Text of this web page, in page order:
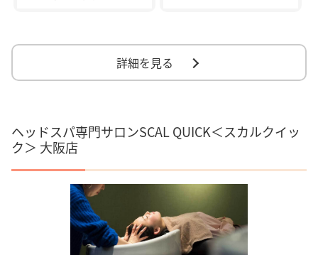
詳細を見る
ヘッドスパ専門サロンSCAL QUICK＜スカルクイッ
ク＞ 大阪店